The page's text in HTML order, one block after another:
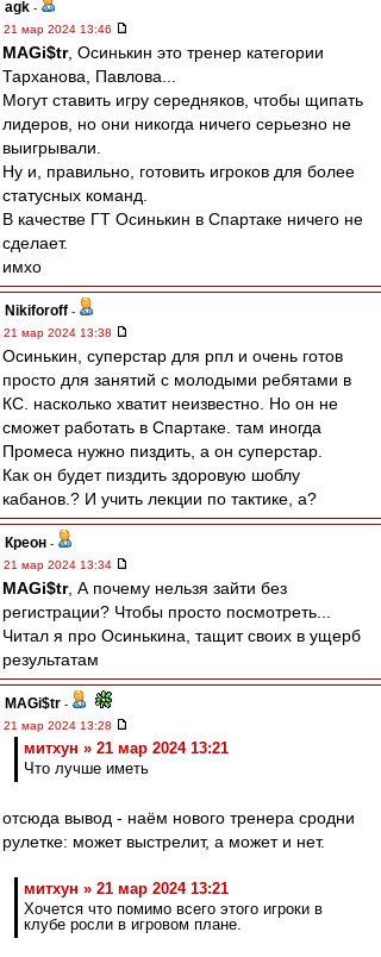
agk -
21 мар 2024 13:46
MAGi$tr, Осинькин это тренер категории
Тарханова, Павлова...
Могут ставить игру середняков, чтобы щипать
лидеров, но они никогда ничего серьезно не
выигрывали.
Ну и, правильно, готовить игроков для более
статусных команд.
В качестве ГТ Осинькин в Спартаке ничего не
сделает.
имхо
Nikiforoff -
21 мар 2024 13:38
Осинькин, суперстар для рпл и очень готов
просто для занятий с молодыми ребятами в
КС. насколько хватит неизвестно. Но он не
сможет работать в Спартаке. там иногда
Промеса нужно пиздить, а он суперстар.
Как он будет пиздить здоровую шоблу
кабанов.? И учить лекции по тактике, а?
Креон -
21 мар 2024 13:34
MAGi$tr, А почему нельзя зайти без
регистрации? Чтобы просто посмотреть...
Читал я про Осинькина, тащит своих в ущерб
результатам
MAGi$tr -
21 мар 2024 13:28
митхун » 21 мар 2024 13:21
Что лучше иметь
отсюда вывод - наём нового тренера сродни
рулетке: может выстрелит, а может и нет.
митхун » 21 мар 2024 13:21
Хочется что помимо всего этого игроки в
клубе росли в игровом плане.